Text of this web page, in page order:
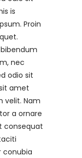
is
Proin
nec
odio sit
amet
velit. Nam
a ornare
consequat
conubia